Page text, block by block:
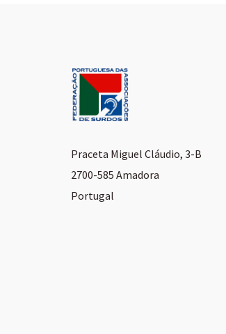
Praceta Miguel Cláudio, 3-B
2700-585 Amadora
Portugal